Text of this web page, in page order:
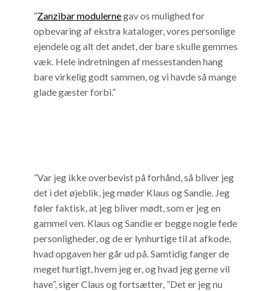
”Zanzibar modulernegav os mulighed for
opbevaring af ekstra kataloger, vores personlige
ejendele og alt det andet, der bare skulle gemmes
væk. Hele indretningen af messestanden hang
bare virkelig godt sammen, og vi havde så mange
glade gæster forbi.”
”Var jeg ikke overbevist på forhånd, så bliver jeg
det i det øjeblik, jeg møder Klaus og Sandie. Jeg
føler faktisk, at jeg bliver mødt, som er jeg en
gammel ven. Klaus og Sandie er begge nogle fede
personligheder, og de er lynhurtige til at afkode,
hvad opgaven her går ud på. Samtidig fanger de
meget hurtigt, hvem jeg er, og hvad jeg gerne vil
have”, siger Claus og fortsætter, ”Det er jeg nu